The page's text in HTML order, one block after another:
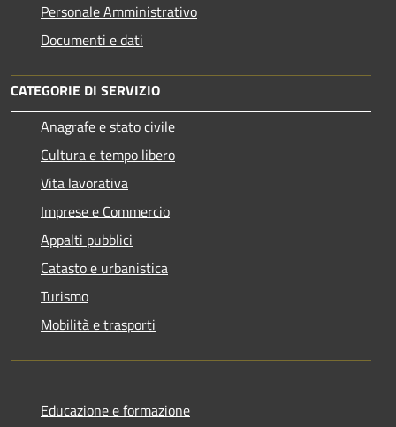
Personale Amministrativo
Documenti e dati
CATEGORIE DI SERVIZIO
Anagrafe e stato civile
Cultura e tempo libero
Vita lavorativa
Imprese e Commercio
Appalti pubblici
Catasto e urbanistica
Turismo
Mobilità e trasporti
Educazione e formazione